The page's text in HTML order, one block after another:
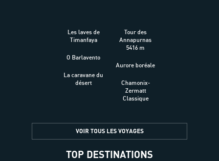
Les laves de
Timanfaya
O Barlavento
La caravane du
désert
Tour des
Annapurnas
5416 m
Aurore boréale
Chamonix-
Zermatt
Classique
VOIR TOUS LES VOYAGES
TOP DESTINATIONS